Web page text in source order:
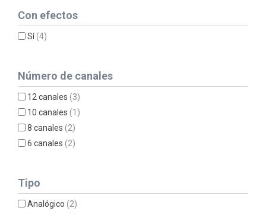
Con efectos
Sí(4)
Número de canales
12 canales(3)
10 canales(1)
8 canales(2)
6 canales(2)
Tipo
Analógico(2)